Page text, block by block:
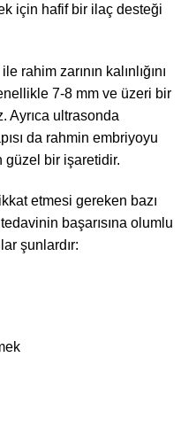
için hafif bir ilaç desteği
rahim zarının kalınlığını
7-8 mm ve üzeri bir
Ayrıca ultrasonda
da rahmin embriyoyu
güzel bir işaretidir.
etmesi gereken bazı
başarısına olumlu
şunlardır: